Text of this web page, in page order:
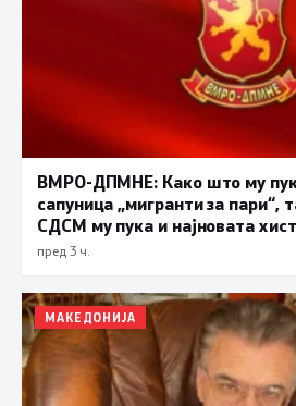
ВМРО-ДПМНЕ: Како што му
сапуница „мигранти за пари“,
СДСМ му пука и најновата
прифаќање на француски
пред 3 ч.
МАКЕДОНИЈА